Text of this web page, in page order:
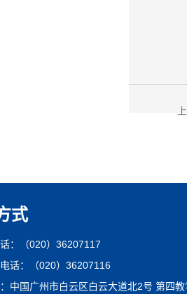
式
：（020）36207117
话：（020）36207116
国广州市白云区白云大道北2号 第四教